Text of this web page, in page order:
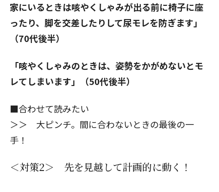
家にいるときは咳やくしゃみが出る前に椅子に座
ったり、脚を交差したりして尿モレを防ぎます」
（70代後半）
「咳やくしゃみのときは、姿勢をかがめないとモ
レてしまいます」（50代後半）
■合わせて読みたい
＞＞ 大ピンチ。間に合わないときの最後の一
手！
＜対策2＞ 先を見越して計画的に動く！